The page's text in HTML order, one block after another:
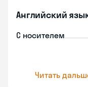
Английский
С носителем
Читать